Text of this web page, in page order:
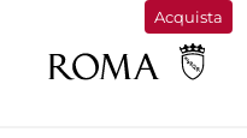
Acquista